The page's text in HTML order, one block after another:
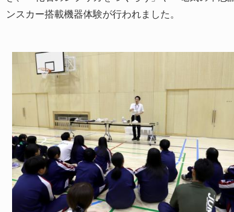
ンスカー搭載機器体験が行われました。​